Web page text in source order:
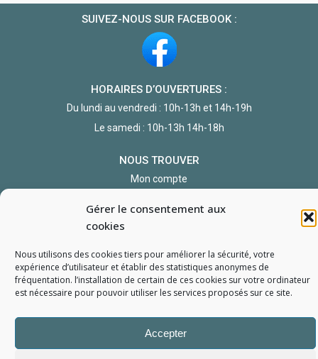
Gérer le consentement aux
cookies
Nous utilisons des cookies tiers pour améliorer la sécurité, votre
expérience d’utilisateur et établir des statistiques anonymes de
fréquentation. l’installation de certain de ces cookies sur votre ordinateur
est nécessaire pour pouvoir utiliser les services proposés sur ce site.
Accepter
SUIVEZ-NOUS SUR FACEBOOK :
HORAIRES D’OUVERTURES :
Du lundi au vendredi : 10h-13h et 14h-19h
Le samedi : 10h-13h 14h-18h
NOUS TROUVER
Mon compte
Politique de confidentialité